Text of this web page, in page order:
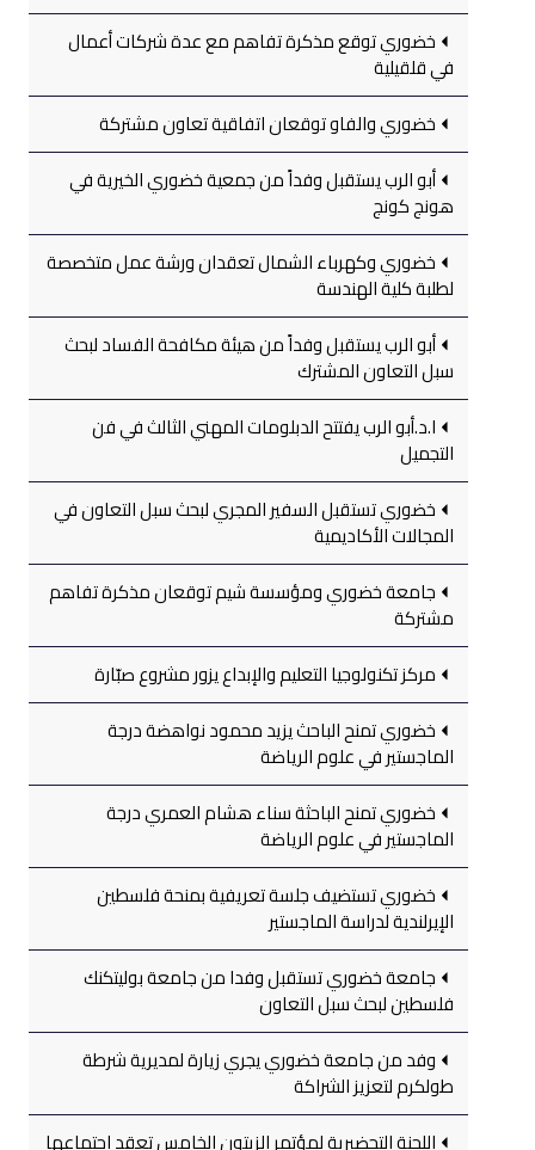
خضوري توقع مذكرة تفاهم مع عدة شركات أعمال
في قلقيلية
خضوري والفاو توقعان اتفاقية تعاون مشتركة
أبو الرب يستقبل وفداً من جمعية خضوري الخيرية في
هونج كونج
خضوري وكهرباء الشمال تعقدان ورشة عمل متخصصة
لطلبة كلية الهندسة
أبو الرب يستقبل وفداً من هيئة مكافحة الفساد لبحث
سبل التعاون المشترك
ا.د.أبو الرب يفتتح الدبلومات المهني الثالث في فن
التجميل
خضوري تستقبل السفير المجري لبحث سبل التعاون في
المجالات الأكاديمية
جامعة خضوري ومؤسسة شيم توقعان مذكرة تفاهم
مشتركة
مركز تكنولوجيا التعليم والإبداع يزور مشروع صبّارة
خضوري تمنح الباحث يزيد محمود نواهضة درجة
الماجستير في علوم الرياضة
خضوري تمنح الباحثة سناء هشام العمري درجة
الماجستير في علوم الرياضة
خضوري تستضيف جلسة تعريفية بمنحة فلسطين
الإيرلندية لدراسة الماجستير
جامعة خضوري تستقبل وفدا من جامعة بوليتكنك
فلسطين لبحث سبل التعاون
وفد من جامعة خضوري يجري زيارة لمديرية شرطة
طولكرم لتعزيز الشراكة
اللجنة التحضيرية لمؤتمر الزيتون الخامس تعقد اجتماعها